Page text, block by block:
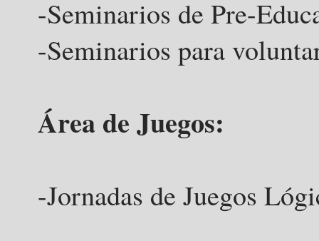
-Seminarios de Pre-
-Seminarios para
Área de Juegos:
-﻿﻿Jornadas de Juegos